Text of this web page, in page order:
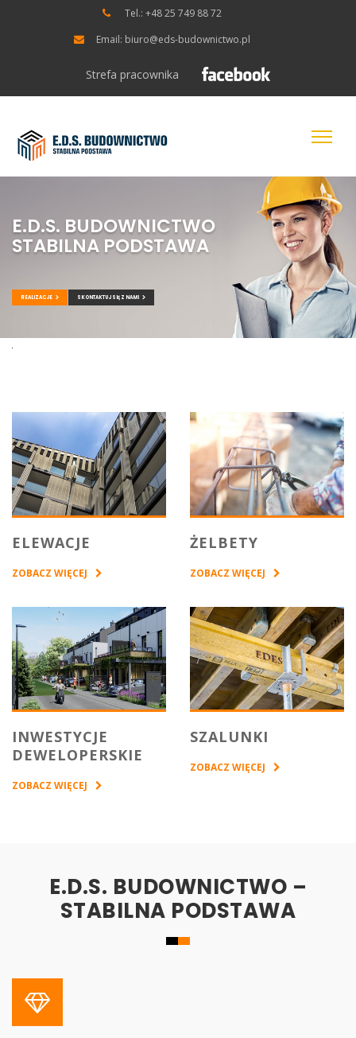
Tel.: +48 25 749 88 72
Email: biuro@eds-budownictwo.pl
Strefa pracownika
E.D.S. BUDOWNICTWO
STABILNA PODSTAWA
REALIZACJE SKONTAKTUJ SIĘ Z NAMI
ELEWACJE
ZOBACZ WIĘCEJ
ŻELBETY
ZOBACZ WIĘCEJ
INWESTYCJE
DEWELOPERSKIE
ZOBACZ WIĘCEJ
SZALUNKI
ZOBACZ WIĘCEJ
E.D.S. BUDOWNICTWO –
STABILNA PODSTAWA